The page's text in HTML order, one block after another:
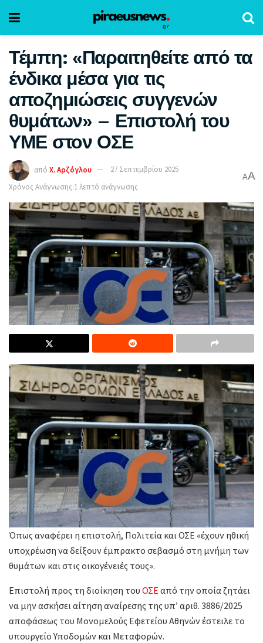
Τέμπη: «Παραιτηθείτε από τα
ένδικα μέσα για τις
αποζημιώσεις συγγενών
θυμάτων» – Επιστολή του
ΥΜΕ στον ΟΣΕ
από Χ. Αρζόγλου
27 Σεπτεμβρίου 2025
Χρόνος Ανάγνωσης:1 λεπτό ανάγνωσης
AA
Όπως αναφέρει η επιστολή, Πολιτεία και ΟΣΕ «έχουν ηθική
υποχρέωση να δείξουν έμπρακτο σεβασμό στη μνήμη των
θυμάτων και στις οικογένειές τους».
Επιστολή προς τη διοίκηση του ΟΣΕ από την οποία ζητάει
να μην ασκήσει αίτηση αναίρεσης της υπ’ αριθ. 3886/2025
αποφάσεως του Μονομελούς Εφετείου Αθηνών έστειλε το
υπουργείο Υποδομών και Μεταφορών.